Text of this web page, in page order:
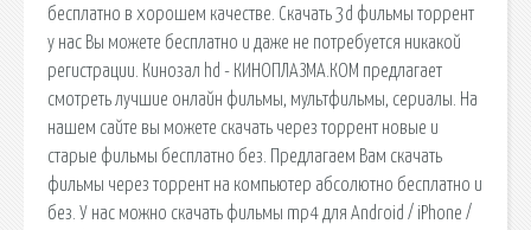
бесплатно в хорошем качестве. Cкачать 3d фильмы торрент
у нас Вы можете бесплатно и даже не потребуется никакой
регистрации. Кинозал hd - КИНОПЛАЗМА.КОМ предлагает
смотреть лучшие онлайн фильмы, мультфильмы, сериалы. На
нашем сайте вы можете скачать через торрент новые и
старые фильмы бесплатно без. Предлагаем Вам скачать
фильмы через торрент на компьютер абсолютно бесплатно и
без. У нас можно скачать фильмы mp4 для Android / iPhone /